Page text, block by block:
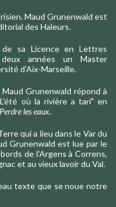
Maud Grunenwald est
des Haleurs.
sa Licence en Lettres
années un Master
d'Aix-Marseille.
Grunenwald répond à
où la rivière a tari" en
Perdre les eaux.
qui a lieu dans le Var du
Grunenwald est lue par le
de l'Argens à Correns,
et au vieux lavoir du Val.
texte que se noue notre